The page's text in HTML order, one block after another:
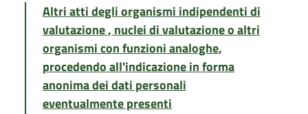
Altri atti degli organismi indipendenti di
valutazione , nuclei di valutazione o altri
organismi con funzioni analoghe,
procedendo all'indicazione in forma
anonima dei dati personali
eventualmente presenti